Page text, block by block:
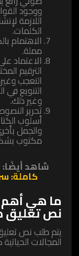
ووجود
اللازمة
الكلمات.
الاهتمام
مملة.
الاعتماد
الترقيم
التعجب
التنويع
وغير ذلك.
تحرير
أسلوب
والجمل
مكتوب
شاهد أيضًا:
كاملة:
ما هي أهم
نص
يتم طلب نص
المجالات الحياتية